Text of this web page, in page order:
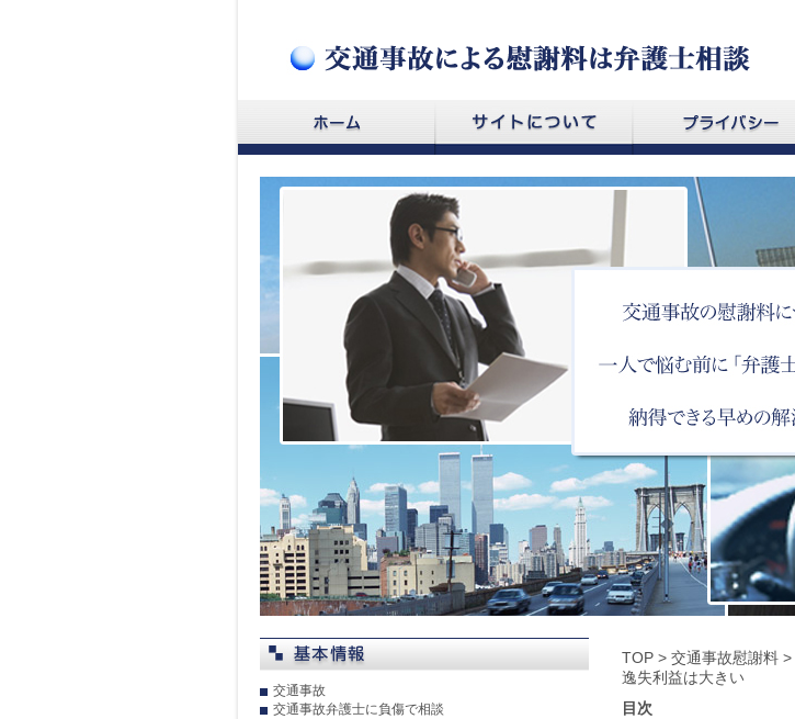
交通事故
交通事故弁護士に負傷で相談
TOP > 交通事故慰謝料 >
逸失利益は大きい
目次